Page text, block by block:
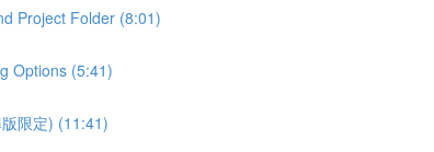
Project Folder (8:01)
Options (5:41)
限定) (11:41)